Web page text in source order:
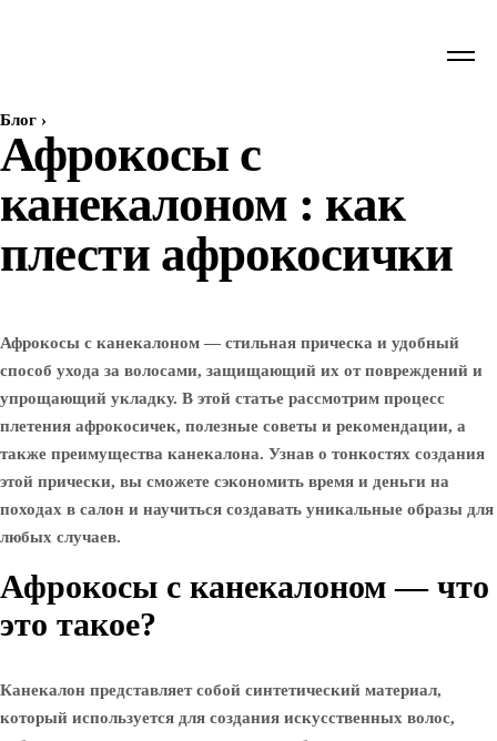
Блог ›
Афрокосы с
канекалоном : как
плести афрокосички
Афрокосы с канекалоном — стильная прическа и удобный
способ ухода за волосами, защищающий их от повреждений и
упрощающий укладку. В этой статье рассмотрим процесс
плетения афрокосичек, полезные советы и рекомендации, а
также преимущества канекалона. Узнав о тонкостях создания
этой прически, вы сможете сэкономить время и деньги на
походах в салон и научиться создавать уникальные образы для
любых случаев.
Афрокосы с канекалоном — что
это такое?
Канекалон представляет собой синтетический материал,
который используется для создания искусственных волос,